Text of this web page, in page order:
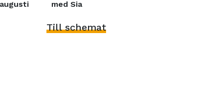
augusti med Sia
Till schemat